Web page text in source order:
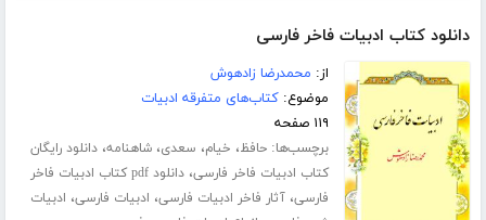
دانلود کتاب ادبیات فاخر فارسی
از: محمدرضا زادهوش
موضوع:کتاب‌های متفرقه ادبیات
۱۱۹ صفحه
برچسب‌ها:حافظ، خیام، سعدی،شاهنامه،دانلود رایگان
کتاب ادبیات فاخر فارسی،
دانلود pdf کتاب ادبیات فاخر
فارسی،آثار فاخر ادبیات فارسی، ادبیات فارسی، ادبیات